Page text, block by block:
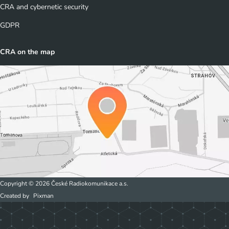
CRA and cybernetic security
GDPR
CRA on the map
Copyright © 2026 České Radiokomunikace a.s.
Created by Pixman